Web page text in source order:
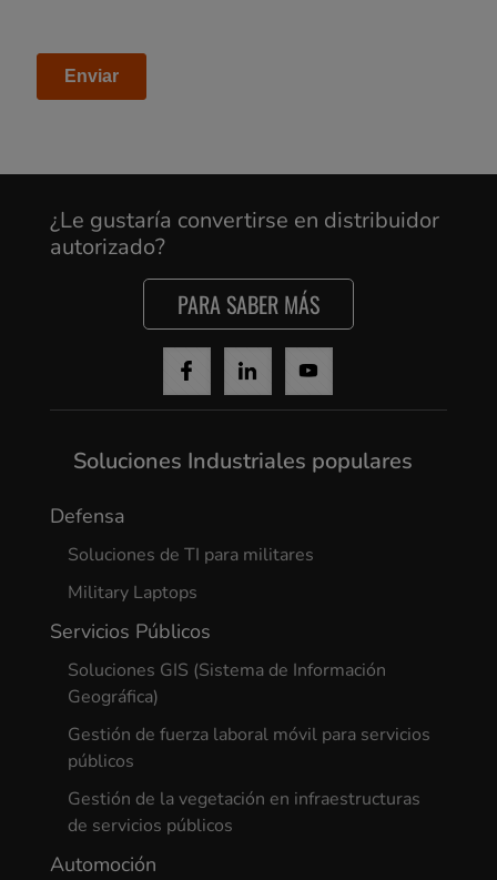
¿Le gustaría convertirse en distribuidor
autorizado?
PARA SABER MÁS
Soluciones Industriales populares
Defensa
Soluciones de TI para militares
Military Laptops
Servicios Públicos
Soluciones GIS (Sistema de Información
Geográfica)
Gestión de fuerza laboral móvil para servicios
públicos
Gestión de la vegetación en infraestructuras
de servicios públicos
Automoción